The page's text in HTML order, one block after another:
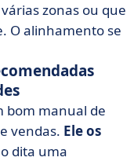
zonas ou que
O alinhamento se
bom manual de
vendas. Ele os
dita uma